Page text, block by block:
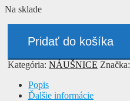
Na sklade
Náušnice
TIGRIE
OKO
Pridať do košíka
Kategória: NÁUŠNICE Značka:
Popis
Ďalšie informácie